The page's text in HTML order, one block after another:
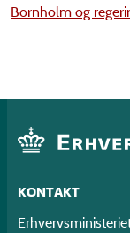
Bornholm og
KONTAKT